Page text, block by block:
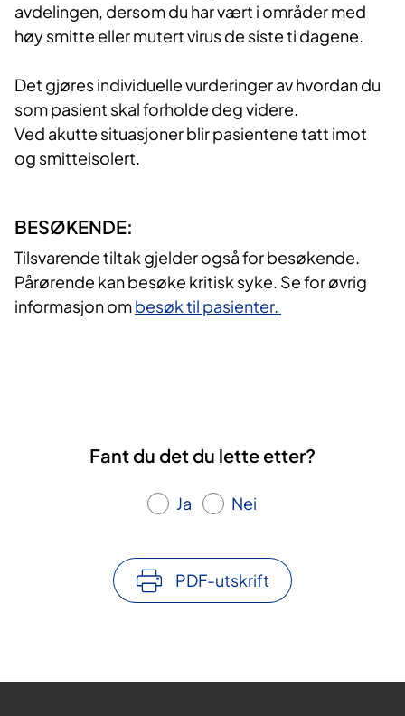
avdelingen, dersom du har vært i områder med
høy smitte eller mutert virus de siste ti dagene.
Det gjøres individuelle vurderinger av hvordan du
som pasient skal forholde deg videre.
Ved akutte situasjoner blir pasientene tatt imot
og smitteisolert.
BESØKENDE:
Tilsvarende tiltak gjelder også for besøkende.
Pårørende kan besøke kritisk syke. Se for øvrig
informasjon ombesøk til pasienter.
Fant du det du lette etter?
Ja Nei
PDF-utskrift